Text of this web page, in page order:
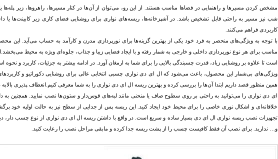
مشخص کردن مسیرها و راهنمایی در فضاها مناسب هستند. از این رو، می‌توان از آن‌ها در کنار مسیرها، راهروها، زیر پله‌ها
شب نیز مسیر به راحتی قابل تشخیص باشد. در آشپزخانه‌ها، ریسه‌های نواری برای روشنایی فضای کاری زیر کابینت‌ها یا
کاربردی فراهم می‌کنند.
با توجه به ویژگی‌های منحصر به‌ فرد خود یکی از بهترین گزینه‌ها برای نورپردازی مدرن و کارآمد به حساب می‌آید. این
مناسب برای هر نوع نورپردازی داخلی و خارجی به‌ شمار رفته و با ایجاد فضایی زیبا و جذاب، جلوه‌ای ویژه به محیط
است تا علاوه بر روشنایی زیاد، قدرت چسبندگی بالایی را برای شما به ارمغان آورد. در ادامه بیشتر به جزئیات، کاربرد و نحوه
ویژگی‌های بی‌شمار این محصول، باعث می‌شود که ال‌ ای‌ دی نواری چسبی انتخابی عالی برای روشنایی دکوراتیو و
همین منظور قصد داریم ابتدا آن‌ها را بررسی کرده و بهترین ریسه ال ای دی نواری را به شما معرفی کنیم.انعطاف پذیری بالابه
ای دی نواری را می‌توانید به راحتی بر روی سطوح صاف یا منحنی مانند لبه‌های قوس‌دار و ستون‌ها نصب نمایید. همچنین به
خلاقانه‌ای و اشکال نوری خاصی را برای محیط خود ایجاد کنید. این ریسه پس از جدایی از سطح نیز به حالت اولیه خود
تجهیزات نصب ریسه نواری ال‌ ای‌ دی بسیار ساده و سریع است. در واقع با داشتن ریسه ال ای دی نواری از نوع چسب دار،
و… ندارید. برای نصب آن فقط کافیست چسب را از پشت ریسه جدا کرده و مابقی مراحل نصب را رعایت کنید.